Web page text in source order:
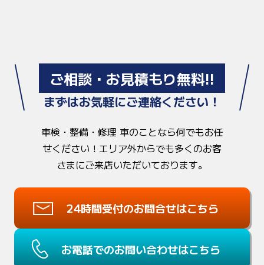
ご相談・お見積もり無料!!
まずはお気軽にご連絡ください！
車検・整備・修理 車のことなら何でもお任
せください！ エリア外からでも多くのお客
さまにご来店いただいております。
24時間受付のお問合せはこちら
お電話でのお問い合わせはこちら